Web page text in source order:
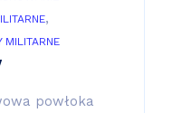
,
MILITARNE
powłoka